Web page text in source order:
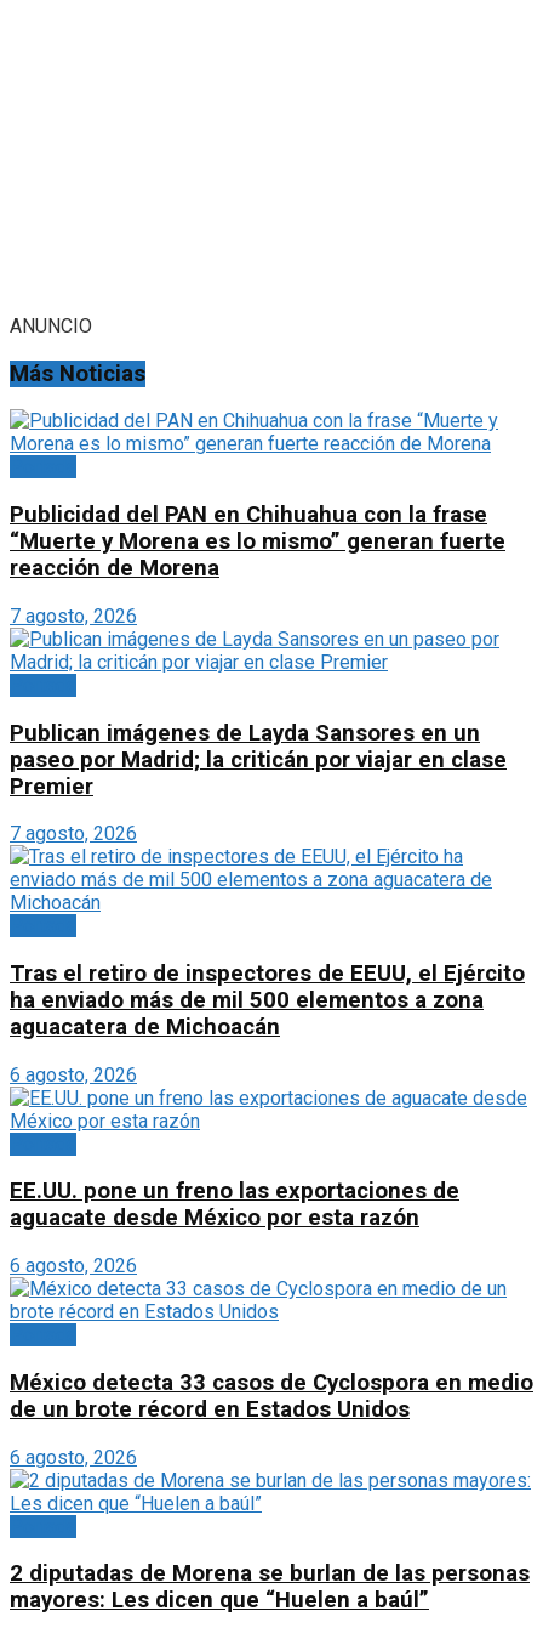
ANUNCIO
Más Noticias
Publicidad del PAN en Chihuahua con la frase
“Muerte y Morena es lo mismo” generan fuerte
reacción de Morena
7 agosto, 2026
Publican imágenes de Layda Sansores en un
paseo por Madrid; la criticán por viajar en clase
Premier
7 agosto, 2026
Tras el retiro de inspectores de EEUU, el Ejército
ha enviado más de mil 500 elementos a zona
aguacatera de Michoacán
6 agosto, 2026
EE.UU. pone un freno las exportaciones de
aguacate desde México por esta razón
6 agosto, 2026
México detecta 33 casos de Cyclospora en medio
de un brote récord en Estados Unidos
6 agosto, 2026
2 diputadas de Morena se burlan de las personas
mayores: Les dicen que “Huelen a baúl”